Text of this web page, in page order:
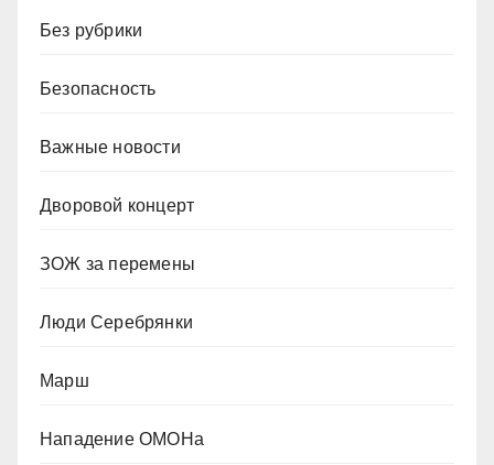
Без рубрики
Безопасность
Важные новости
Дворовой концерт
ЗОЖ за перемены
Люди Серебрянки
Марш
Нападение ОМОНа